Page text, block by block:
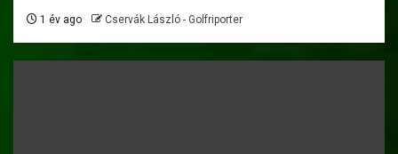
1 év ago Cservák László - Golfriporter